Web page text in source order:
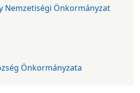
Nemzetiségi Önkormányzat
Önkormányzata